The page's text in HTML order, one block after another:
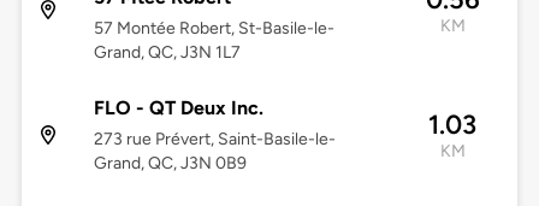
57 Montée Robert, St-Basile-le-
Grand, QC, J3N 1L7
KM
FLO - QT Deux Inc.
273 rue Prévert, Saint-Basile-le-
Grand, QC, J3N 0B9
1.03
KM